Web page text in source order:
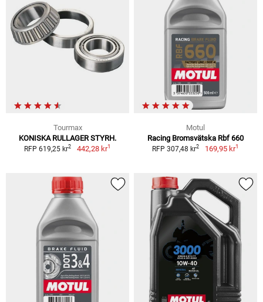
Tourmax
KONISKA RULLAGER STYRH.
RFP 619,25 kr2 442,28 kr1
Motul
Racing Bromsvätska Rbf 660
RFP 307,48 kr2 169,95 kr1